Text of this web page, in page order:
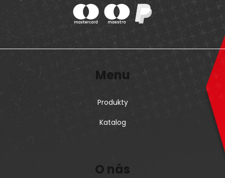
Menu
Produkty
Katalog
O nás